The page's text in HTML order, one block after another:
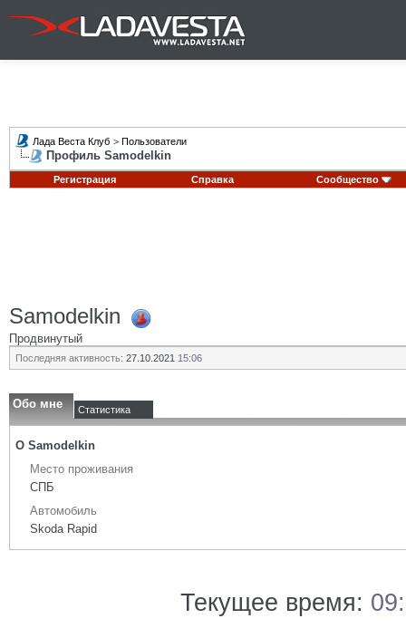
Лада Веста Клуб > Пользователи
Профиль Samodelkin
Регистрация Справка Сообщество
Samodelkin
Продвинутый
Последняя активность: 27.10.2021 15:06
Обо мне Статистика
О Samodelkin
Место проживания
СПБ
Автомобиль
Skoda Rapid
Текущее время: